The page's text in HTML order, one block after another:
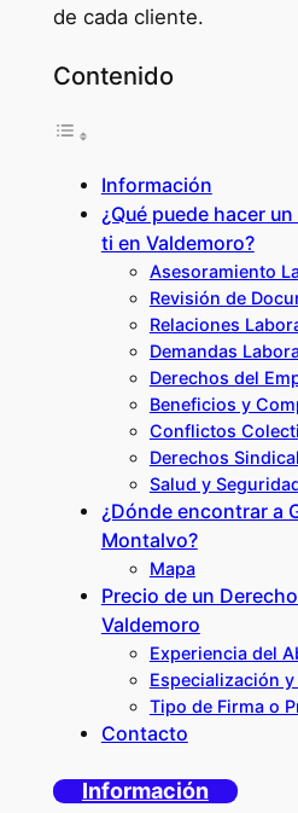
de cada cliente.
Contenido
Información
¿Qué puede hacer
ti en Valdemoro?
Asesoramiento
Revisión de
Relaciones
Demandas
Derechos del
Beneficios y
Conflictos
Derechos
Salud y
¿Dónde encontrar a
Montalvo?
Mapa
Precio de un
Valdemoro
Experiencia del
Especialización
Tipo de Firma o
Contacto
Información